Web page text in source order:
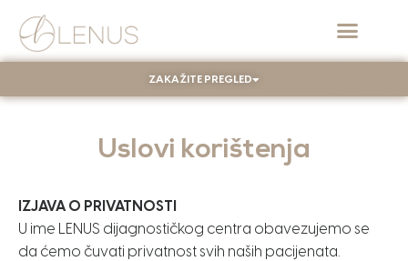
ZAKAŽITE PREGLED
Uslovi korištenja
IZJAVA O PRIVATNOSTI
U ime LENUS dijagnostičkog centra obavezujemo se
da ćemo čuvati privatnost svih naših pacijenata.